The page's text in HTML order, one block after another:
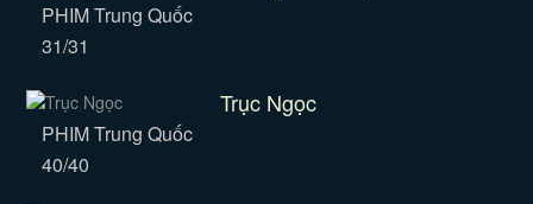
PHIM Trung Quốc
31/31
Trục Ngọc
PHIM Trung Quốc
40/40